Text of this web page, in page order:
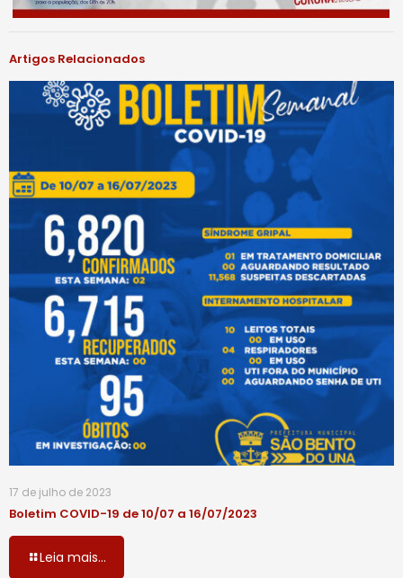
Artigos Relacionados
17 de julho de 2023
Boletim COVID-19 de 10/07 a 16/07/2023
Leia mais...